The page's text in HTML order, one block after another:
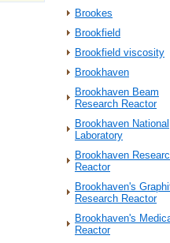
Brookes
Brookfield
Brookfield viscosity
Brookhaven
Brookhaven Beam
Research Reactor
Brookhaven National
Laboratory
Brookhaven
Reactor
Brookhaven's
Research Reactor
Brookhaven's
Reactor